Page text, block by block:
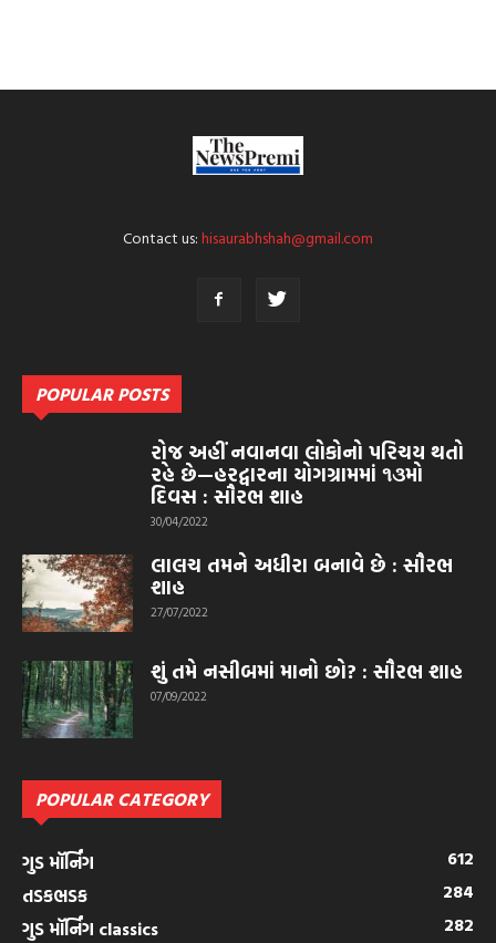
Contact us:hisaurabhshah@gmail.com
POPULAR POSTS
રોજ અહીં નવાનવા લોકોનો પરિચય થતો
રહે છે—હરદ્વારના યોગગ્રામમાં ૧૩મો
દિવસ : સૌરભ શાહ
30/04/2022
લાલચ તમને અધીરા બનાવે છે : સૌરભ
શાહ
27/07/2022
શું તમે નસીબમાં માનો છો? : સૌરભ શાહ
07/09/2022
POPULAR CATEGORY
ગુડ મૉર્નિંગ
612
તડકભડક
284
ગુડ મૉર્નિંગ classics
282